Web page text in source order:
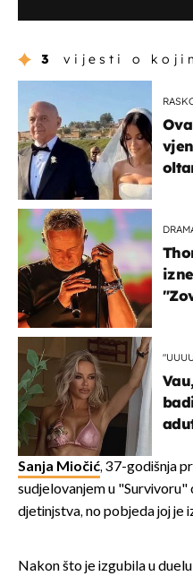
3 vijesti o
Sanja Miočić, 37-godišnja
sudjelovanjem u "Survivoru"
djetinjstva, no pobjeda joj je
Nakon što je izgubila u